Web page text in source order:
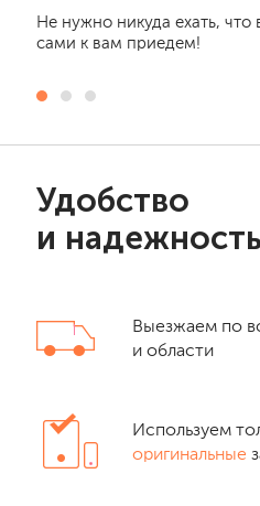
Не нужно никуда ехать, что
сами к вам приедем!
Удобство
и надежность
Выезжаем по
и области
Используем
оригинальные